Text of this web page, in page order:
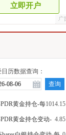
立即开户
日历数据查询：
1014.15
黄金持仓-每
4.85
黄金持仓变动-